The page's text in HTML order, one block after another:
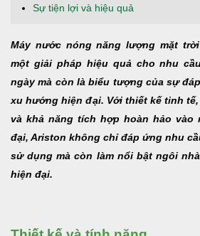
Sự tiện lợi và hiệu quả
Máy nước nóng năng lượng mặt
một giải pháp hiệu quả cho nhu
ngày mà còn là biểu tượng của sự
xu hướng hiện đại. Với thiết kế tinh
và khả năng tích hợp hoàn hảo vào
đại, Ariston không chỉ đáp ứng nhu
sử dụng mà còn làm nổi bật ngôi
hiện đại.